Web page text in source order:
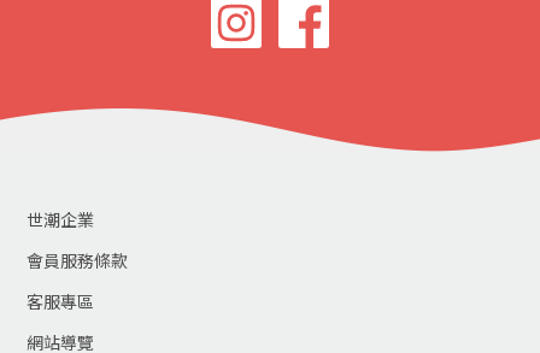
世潮企業
會員服務條款
客服專區
網站導覽